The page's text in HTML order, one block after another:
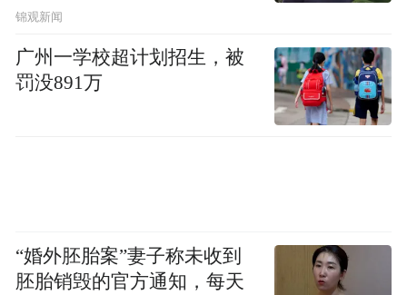
来源：扬州发布
锦观新闻
广州一学校超计划招生，被
罚没891万
“婚外胚胎案”妻子称未收到
胚胎销毁的官方通知，每天